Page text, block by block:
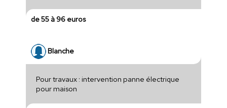
de 55 à 96 euros
Blanche
Pour travaux : intervention panne électrique
pour maison